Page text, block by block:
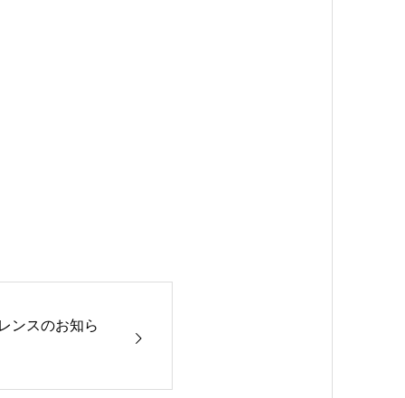
ンスのお知ら